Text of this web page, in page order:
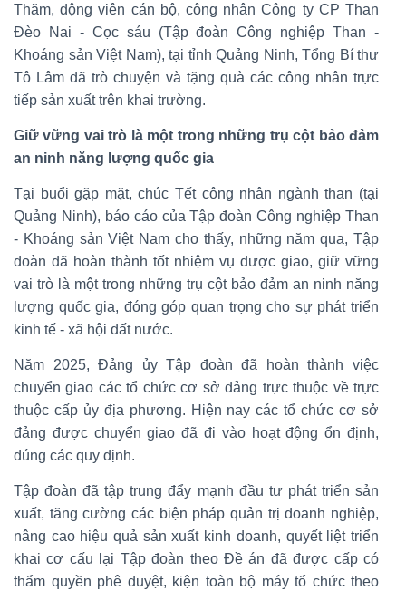
Thăm, động viên cán bộ, công nhân Công ty CP Than
Đèo Nai - Cọc sáu (Tập đoàn Công nghiệp Than -
Khoáng sản Việt Nam), tại tỉnh Quảng Ninh, Tổng Bí thư
Tô Lâm đã trò chuyện và tặng quà các công nhân trực
tiếp sản xuất trên khai trường.
Giữ vững vai trò là một trong những trụ cột bảo đảm
an ninh năng lượng quốc gia
Tại buổi gặp mặt, chúc Tết công nhân ngành than (tại
Quảng Ninh), báo cáo của Tập đoàn Công nghiệp Than
- Khoáng sản Việt Nam cho thấy, những năm qua, Tập
đoàn đã hoàn thành tốt nhiệm vụ được giao, giữ vững
vai trò là một trong những trụ cột bảo đảm an ninh năng
lượng quốc gia, đóng góp quan trọng cho sự phát triển
kinh tế - xã hội đất nước.
Năm 2025, Đảng ủy Tập đoàn đã hoàn thành việc
chuyển giao các tổ chức cơ sở đảng trực thuộc về trực
thuộc cấp ủy địa phương. Hiện nay các tổ chức cơ sở
đảng được chuyển giao đã đi vào hoạt động ổn định,
đúng các quy định.
Tập đoàn đã tập trung đẩy mạnh đầu tư phát triển sản
xuất, tăng cường các biện pháp quản trị doanh nghiệp,
nâng cao hiệu quả sản xuất kinh doanh, quyết liệt triển
khai cơ cấu lại Tập đoàn theo Đề án đã được cấp có
thẩm quyền phê duyệt, kiện toàn bộ máy tổ chức theo